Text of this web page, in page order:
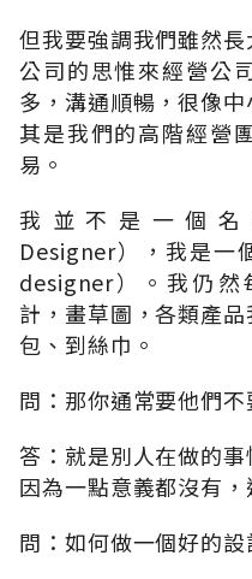
但我要強調我們雖然
公司的思惟來經營公
多，溝通順暢，很像
其是我們的高階經營
易。
我並不是一個名
Designer），我是一
designer）。我仍然
計，畫草圖，各類產
包、到絲巾。
問：那你通常要他們不
答：就是別人在做的
因為一點意義都沒有，
問：如何做一個好的設